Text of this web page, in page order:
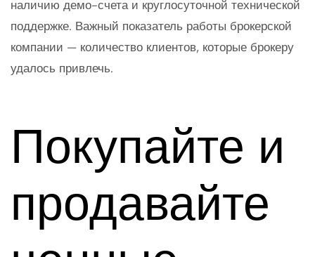
наличию демо-счета и круглосуточной технической
поддержке. Важный показатель работы брокерской
компании — количество клиентов, которые брокеру
удалось привлечь.
Покупайте и
продавайте